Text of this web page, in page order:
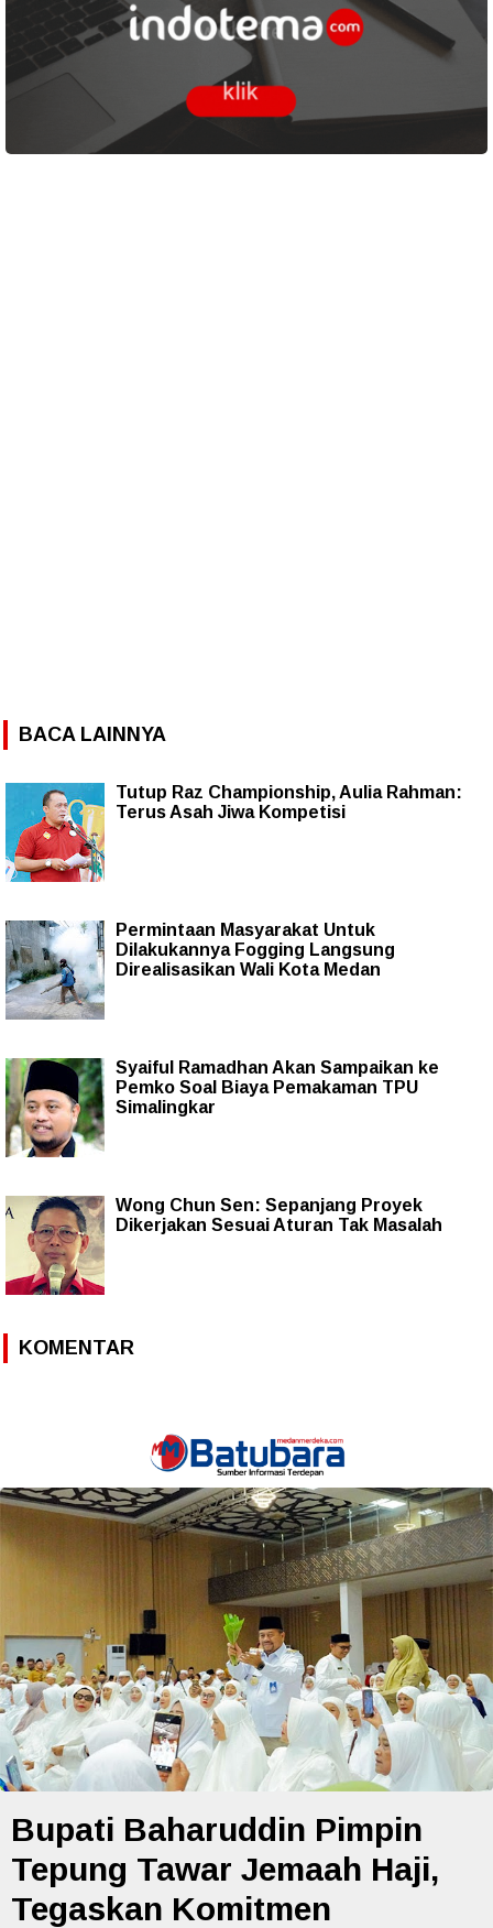
BACA LAINNYA
Tutup Raz Championship, Aulia Rahman:
Terus Asah Jiwa Kompetisi
Permintaan Masyarakat Untuk
Dilakukannya Fogging Langsung
Direalisasikan Wali Kota Medan
Syaiful Ramadhan Akan Sampaikan ke
Pemko Soal Biaya Pemakaman TPU
Simalingkar
Wong Chun Sen: Sepanjang Proyek
Dikerjakan Sesuai Aturan Tak Masalah
KOMENTAR
Bupati Baharuddin Pimpin
Tepung Tawar Jemaah Haji,
Tegaskan Komitmen